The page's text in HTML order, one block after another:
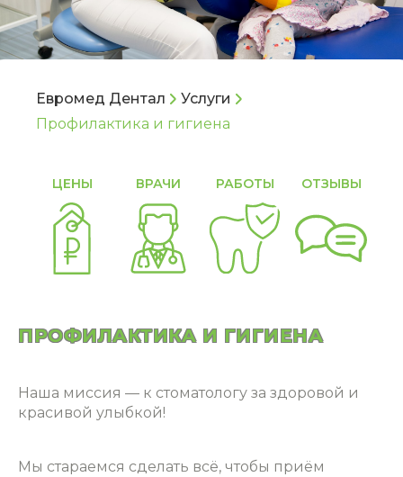
Евромед Дентал
Услуги
Профилактика и гигиена
ЦЕНЫ ВРАЧИ РАБОТЫ ОТЗЫВЫ
ПРОФИЛАКТИКА И ГИГИЕНА
Наша миссия — к стоматологу за здоровой и
красивой улыбкой!
Мы стараемся сделать всё, чтобы приём